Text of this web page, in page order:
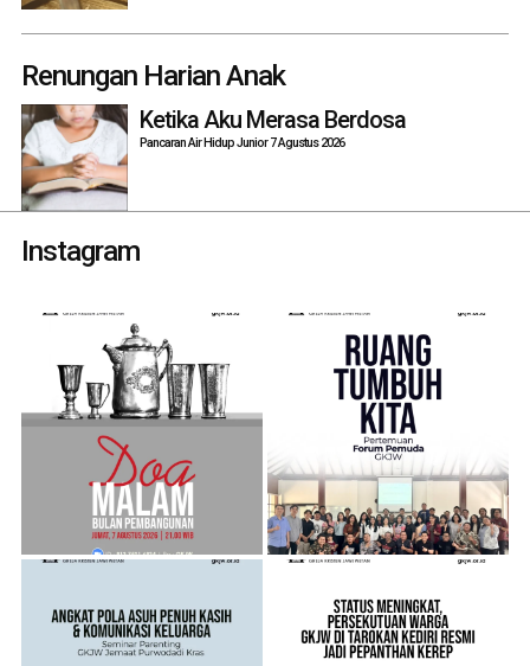
Renungan Harian Anak
Ketika Aku Merasa Berdosa
Pancaran Air Hidup Junior 7 Agustus 2026
Instagram